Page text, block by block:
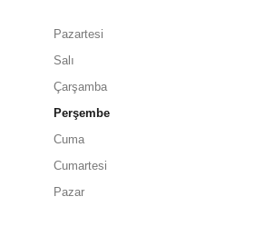
Pazartesi
Salı
Çarşamba
Perşembe
Cuma
Cumartesi
Pazar